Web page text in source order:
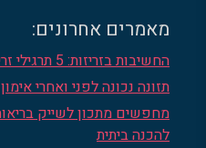
מאמרים אחרונים:
החשיבות בזריזות: 5 תרגילי זריזות שיהפכו אתכם לאלופים
תזונה נכונה לפני ואחרי אימון
להכנה ביתית